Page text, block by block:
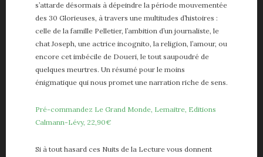
s’attarde désormais à dépeindre la période mouvementée
des 30 Glorieuses, à travers une multitudes d’histoires :
celle de la famille Pelletier, l’ambition d’un journaliste, le
chat Joseph, une actrice incognito, la religion, l’amour, ou
encore cet imbécile de Doueri, le tout saupoudré de
quelques meurtres. Un résumé pour le moins
énigmatique qui nous promet une narration riche de sens.
Pré-commandez Le Grand Monde, Lemaitre, Editions
Calmann-Lévy, 22,90€
Si à tout hasard ces Nuits de la Lecture vous donnent